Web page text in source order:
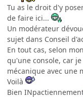
Tu as le droit d'y
de faire ici...
Un modérateur
sujet dans Conseil
En tout cas, selon
qu'une console, car
mécanique avec une
Voilà
Bien